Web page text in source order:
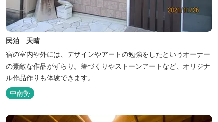
民泊 天晴
宿の室内や外には、デザインやアートの勉強をしたというオーナー
の素敵な作品がずらり。箸づくりやストーンアートなど、オリジナ
ル作品作りも体験できます。
中南勢